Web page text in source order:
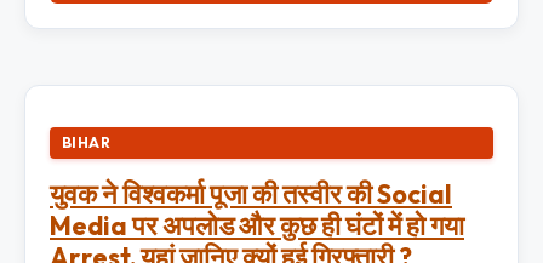
BIHAR
युवक ने विश्वकर्मा पूजा की तस्वीर की Social
Media पर अपलोड और कुछ ही घंटों में हो गया